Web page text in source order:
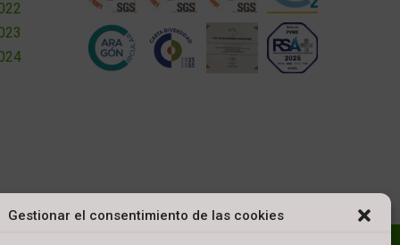
Gestionar el consentimiento de las cookies